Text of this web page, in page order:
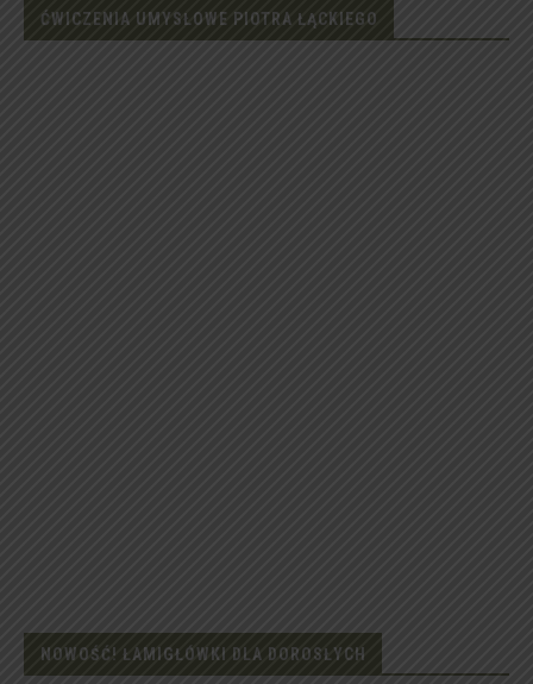
ĆWICZENIA UMYSŁOWE PIOTRA ŁĄCKIEGO
NOWOŚĆ! ŁAMIGŁÓWKI DLA DOROSŁYCH